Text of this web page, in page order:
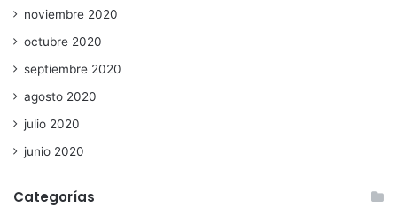
noviembre 2020
octubre 2020
septiembre 2020
agosto 2020
julio 2020
junio 2020
Categorías